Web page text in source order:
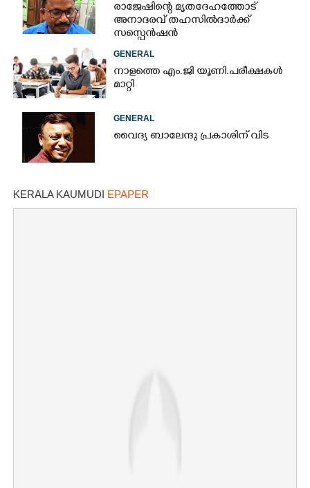
രാജേഷിന്റെ മൃതദേഹത്തോട്
അനാദരവ് തഹസിൽദാർക്ക്
സസ്പെൻഷൻ
GENERAL
നാളത്തെ എം.ജി യൂണി.പരീക്ഷകൾ
മാറ്റി
GENERAL
വൈദ്യ ബാലേന്ദു പ്രകാശിന് വിട
KERALA KAUMUDI EPAPER